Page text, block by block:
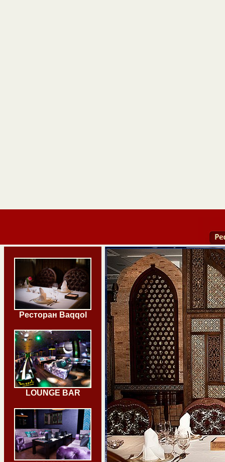
Ресторан Baqqol
LOUNGE BAR